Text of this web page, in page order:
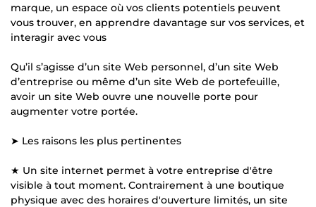
marque, un espace où vos clients potentiels peuvent
vous trouver, en apprendre davantage sur vos services, et
interagir avec vous
Qu’il s’agisse d’un site Web personnel, d’un site Web
d’entreprise ou même d’un site Web de portefeuille,
avoir un site Web ouvre une nouvelle porte pour
augmenter votre portée.
➤ Les raisons les plus pertinentes
★ Un site internet permet à votre entreprise d'être
visible à tout moment. Contrairement à une boutique
physique avec des horaires d'ouverture limités, un site